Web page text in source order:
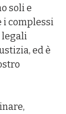
soli e
complessi
legali
ed è